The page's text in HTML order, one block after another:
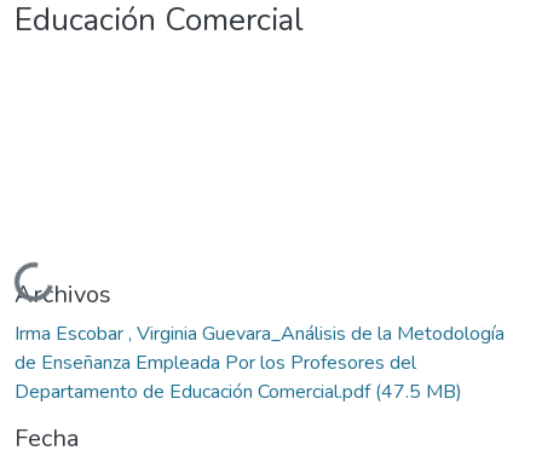
Educación Comercial
Cargando...
Archivos
Irma Escobar , Virginia Guevara_Análisis de la Metodología
de Enseñanza Empleada Por los Profesores del
Departamento de Educación Comercial.pdf(47.5 MB)
Fecha